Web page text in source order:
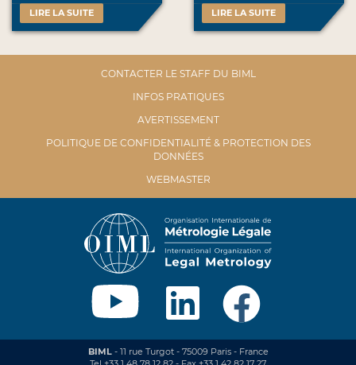
LIRE LA SUITE LIRE LA SUITE
CONTACTER LE STAFF DU BIML
INFOS PRATIQUES
AVERTISSEMENT
POLITIQUE DE CONFIDENTIALITÉ & PROTECTION DES
DONNÉES
WEBMASTER
BIML- 11 rue Turgot - 75009 Paris - France